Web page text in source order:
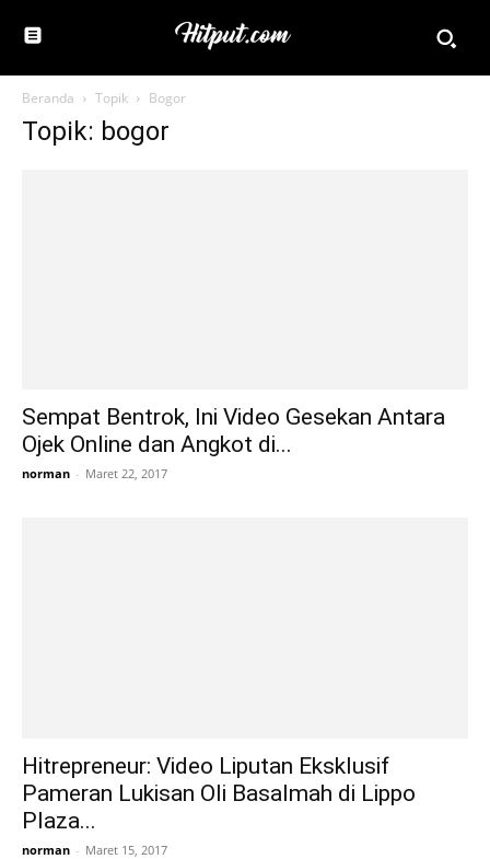
Beranda Topik Bogor
Topik: bogor
Sempat Bentrok, Ini Video Gesekan Antara
Ojek Online dan Angkot di...
norman - Maret 22, 2017
Hitrepreneur: Video Liputan Eksklusif
Pameran Lukisan Oli Basalmah di Lippo
Plaza...
norman - Maret 15, 2017